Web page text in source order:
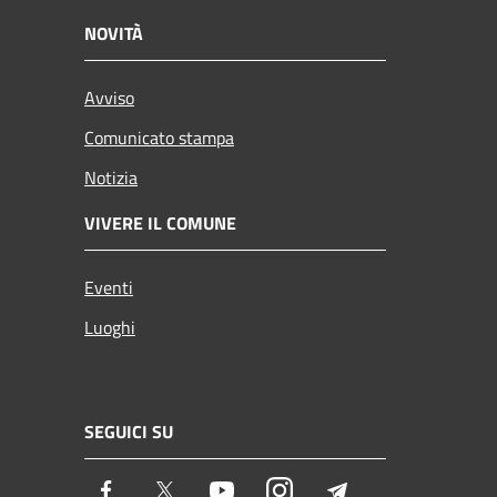
NOVITÀ
Avviso
Comunicato stampa
Notizia
VIVERE IL COMUNE
Eventi
Luoghi
SEGUICI SU
Facebook Twitter YoutubeInstagram